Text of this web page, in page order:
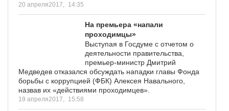
20 апреля2017, 14:35
На премьера «напали
проходимцы»
Выступая в Госдуме с отчетом о
деятельности правительства,
премьер-министр Дмитрий
Медведев отказался обсуждать нападки главы Фонда
борьбы с коррупцией (ФБК) Алексея Навального,
назвав их «действиями проходимцев».
19 апреля2017, 15:58